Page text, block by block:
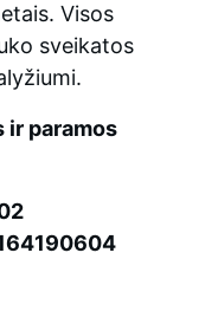
Visos
sveikatos
ir paramos